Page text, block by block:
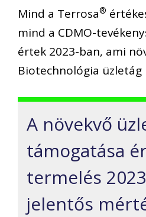
Mind a Terrosa®
mind a CDMO-
értek 2023-ban, ami
Biotechnológia
A növekvő
támogatása
termelés
jelentős